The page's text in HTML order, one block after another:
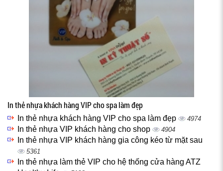
In thẻ nhựa khách hàng VIP cho spa làm đẹp
In thẻ nhựa khách hàng VIP cho spa làm đẹp 4974
In thẻ nhựa VIP khách hàng cho shop 4904
In thẻ nhựa VIP khách hàng gia công kéo từ mặt sau
5361
In thẻ nhựa làm thẻ VIP cho hệ thống cửa hàng ATZ